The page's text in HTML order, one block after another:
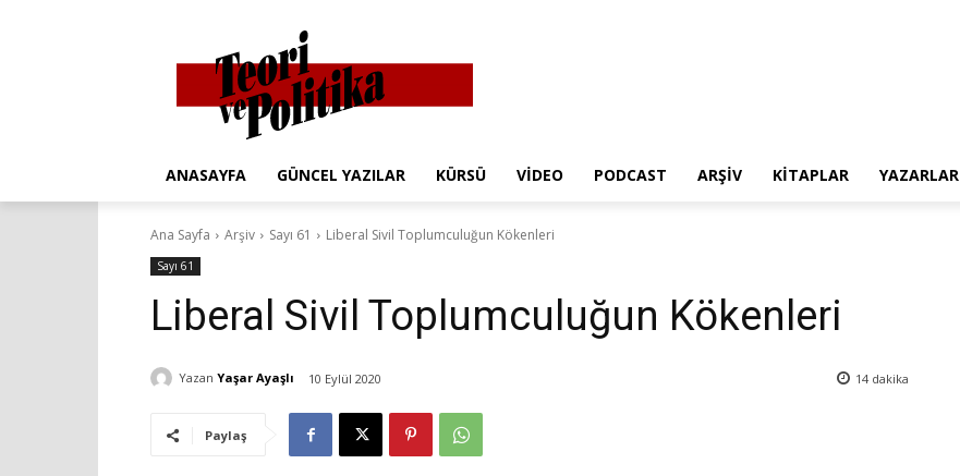
ANASAYFA GÜNCEL YAZILAR KÜRSÜ VIDEO PODCAST ARŞIV KITAPLAR YAZARLAR
Ana Sayfa Arşiv Sayı 61 Liberal Sivil Toplumculuğun Kökenleri
Sayı 61
Liberal Sivil Toplumculuğun Kökenleri
Yazan Yaşar Ayaşlı 10 Eylül 2020 14 dakika
Paylaş